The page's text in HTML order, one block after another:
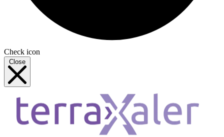
Check icon
Close